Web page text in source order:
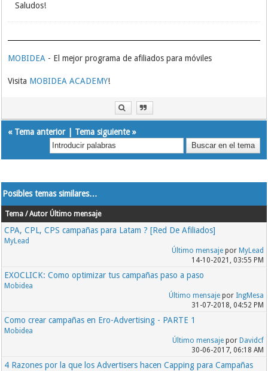
Saludos!
MOBIDEA - El mejor programa de afiliados para móviles
Visita MOBIDEA ACADEMY!
« Tema anterior| Tema siguiente»
Posibles temas similares…
Tema / Autor Último mensaje
CPA, CPL, CPS campañas para Latam ? [Red De Afiliados]
MyLead
Último mensajepor MyLead
14-10-2021, 03:55 PM
EXOCLICK: Como optimizar tus campañas paso a paso
Mobidea
Último mensajepor IngMesa
31-07-2018, 04:52 PM
Como crear campañas en Ero-Advertising - PARTE 1
Mobidea
Último mensajepor Davidcf
30-06-2017, 06:18 AM
4 Razones por la que los Advertisers hacen Capping para Campañas